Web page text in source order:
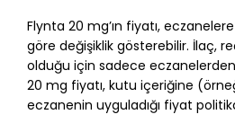
Flynta 20 mg’ın fiyatı,
göre değişiklik gösterebilir. İlaç,
olduğu için sadece
20 mg fiyatı, kutu içeriğine
eczanenin uyguladığı fiyat